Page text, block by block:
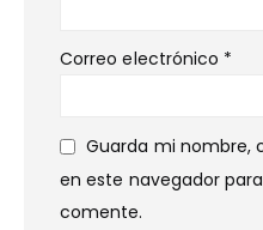
Correo electrónico *
Guarda mi nombre,
en este navegador
comente.